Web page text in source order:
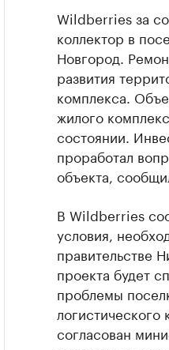
Wildberries за
коллектор в
Новгород.
развития
комплекса.
жилого
состоянии.
проработал
объекта,
В Wildberries
условия,
правительстве
проекта будет
проблемы
логистического
согласован